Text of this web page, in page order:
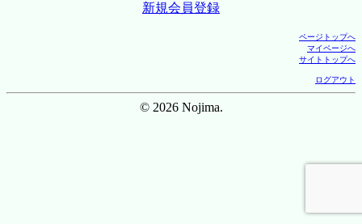
新規会員登録
ページトップへ
マイページへ
サイトトップへ
ログアウト
© 2026 Nojima.